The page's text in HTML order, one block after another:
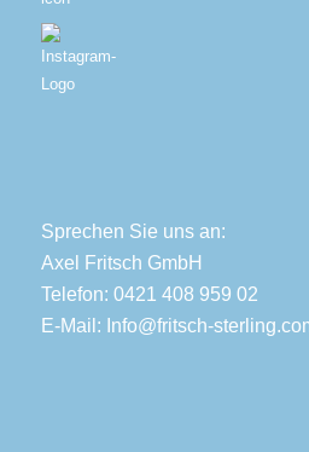
Sprechen Sie uns an:
Axel Fritsch GmbH
Telefon: 0421 408 959 02
E-Mail: Info@fritsch-